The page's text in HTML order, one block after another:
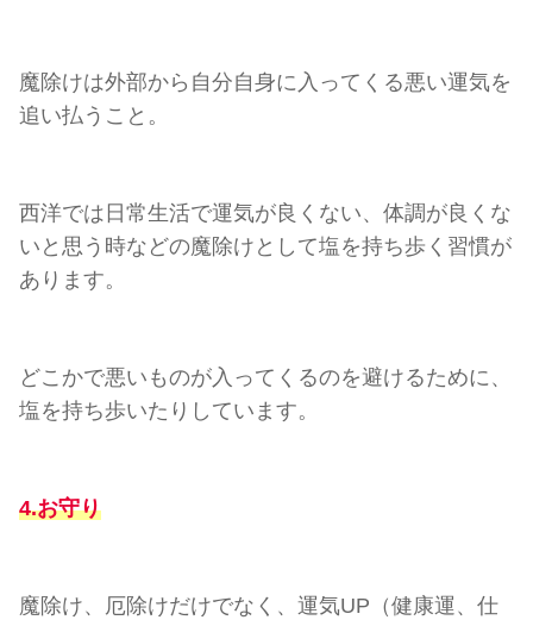
魔除けは外部から自分自身に入ってくる悪い運気を
追い払うこと。
西洋では日常生活で運気が良くない、体調が良くな
いと思う時などの魔除けとして塩を持ち歩く習慣が
あります。
どこかで悪いものが入ってくるのを避けるために、
塩を持ち歩いたりしています。
4.お守り
魔除け、厄除けだけでなく、運気UP（健康運、仕